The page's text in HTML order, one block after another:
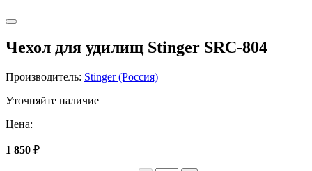
Чехол для удилищ Stinger SRC-804
Производитель: Stinger (Россия)
Уточняйте наличие
Цена:
1 850 ₽